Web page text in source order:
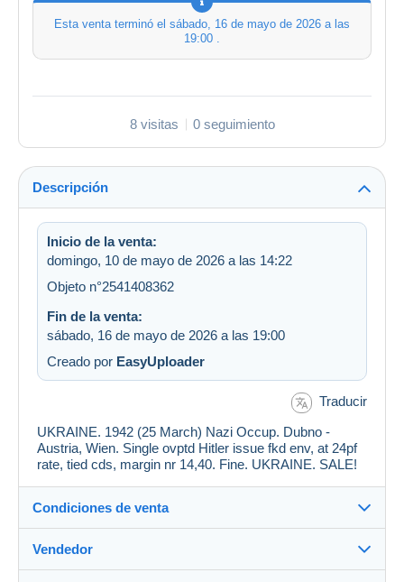
Esta venta terminó el sábado, 16 de mayo de 2026 a las
19:00 .
8 visitas 0 seguimiento
Descripción
Inicio de la venta:
domingo, 10 de mayo de 2026 a las 14:22
Objeto n°2541408362
Fin de la venta:
sábado, 16 de mayo de 2026 a las 19:00
Creado por EasyUploader
Traducir
UKRAINE. 1942 (25 March) Nazi Occup. Dubno -
Austria, Wien. Single ovptd Hitler issue fkd env, at 24pf
rate, tied cds, margin nr 14,40. Fine. UKRAINE. SALE!
Condiciones de venta
Destino:
Vendedor